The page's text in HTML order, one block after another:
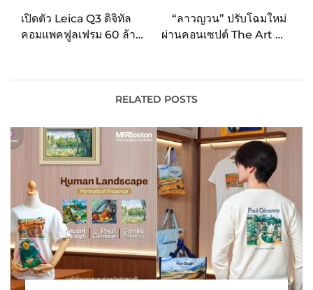
เปิดตัว Leica Q3 ดิจิทัล
คอมแพคฟูลเฟรม 60 ล้าน
ฟ้า” Leica Ambassador
“ลาวญวน” ปรับโฉมใหม่
ผ่านคอนเซปต์ The Art of
ผสานวัฒนธรรม ไทย-ลาว-
เวียดนาม ในแบบฉบับ
RELATED POSTS